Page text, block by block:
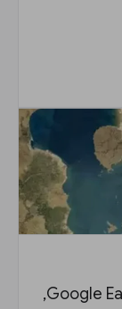
خرائط Google التاريخية: Google Earth, Maps,